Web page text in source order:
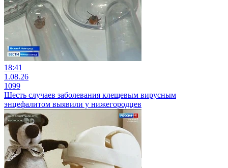
18:41
1.08.26
1099
Шесть случаев заболевания клещевым вирусным
энцефалитом выявили у нижегородцев